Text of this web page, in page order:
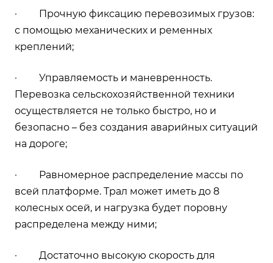
· Прочную фиксацию перевозимых грузов:
с помощью механических и ременных
креплений;
· Управляемость и маневренность.
Перевозка сельскохозяйственной техники
осуществляется не только быстро, но и
безопасно – без создания аварийных ситуаций
на дороге;
· Равномерное распределение массы по
всей платформе. Трал может иметь до 8
колесных осей, и нагрузка будет поровну
распределена между ними;
· Достаточно высокую скорость для